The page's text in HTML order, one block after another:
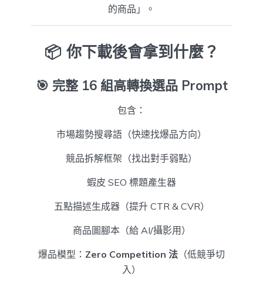
的商品」。
📦 你下載後會拿到什麼？
🎯 完整 16 組高轉換選品 Prompt
包含：
市場趨勢搜尋語（快速找爆品方向）
競品拆解框架（找出對手弱點）
蝦皮 SEO 標題產生器
五點描述生成器（提升 CTR & CVR）
商品圖腳本（給 AI/攝影用）
爆品模型： Zero Competition 法 （低競爭切
入）